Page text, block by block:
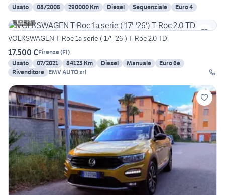
Usato
08/2008 290000 Km Diesel Sequenziale
Euro 4
14
VOLKSWAGEN T-Roc 1a serie ('17'-'26') T-Roc 2.0 TD
17.500 €Firenze(FI)
Usato
07/2021 84123 Km Diesel Manuale
Euro 6e
Rivenditore EMV AUTO srl